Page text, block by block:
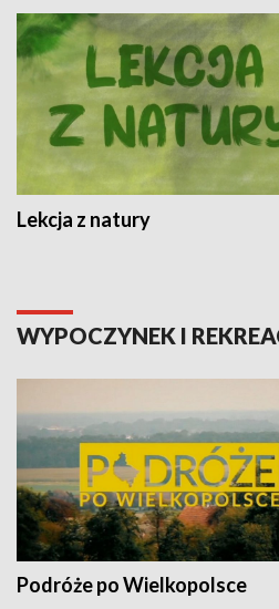
Lekcja z natury
WYPOCZYNEK I
Podróże po Wielkopolsce